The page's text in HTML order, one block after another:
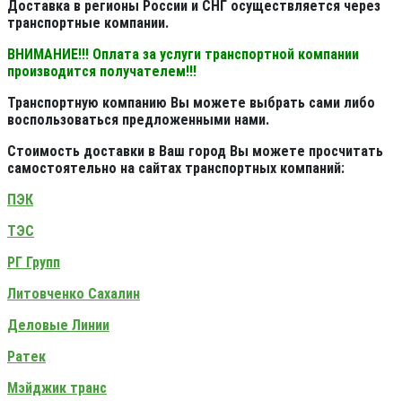
Доставка в регионы России и СНГ осуществляется через
транспортные компании.
ВНИМАНИЕ!!! Оплата за услуги транспортной компании
производится получателем!!!
Транспортную компанию Вы можете выбрать сами либо
воспользоваться предложенными нами.
Стоимость доставки в Ваш город Вы можете просчитать
самостоятельно на сайтах транспортных компаний:
ПЭК
ТЭС
РГ Групп
Литовченко Сахалин
Деловые Линии
Ратек
Мэйджик транс